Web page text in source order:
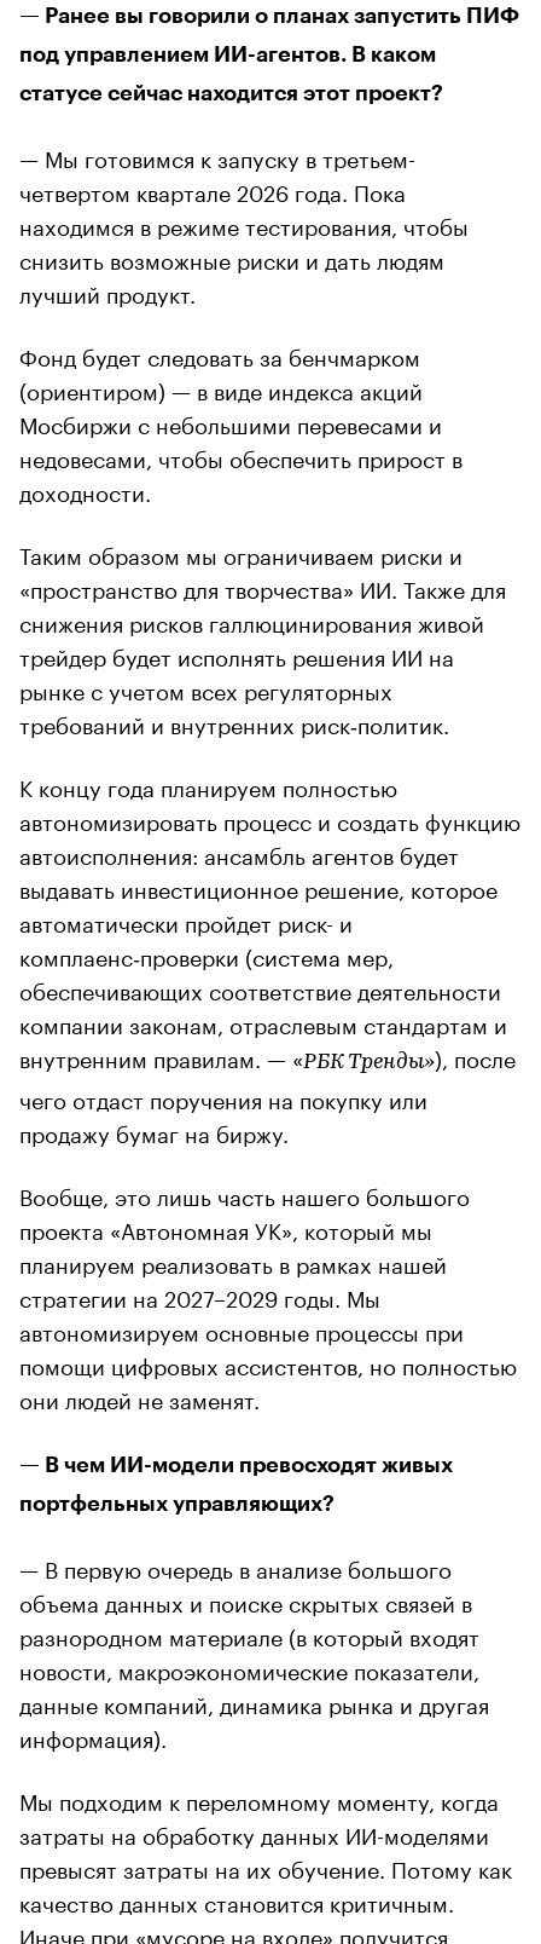
— Ранее вы говорили о планах запустить ПИФ
под управлением ИИ-агентов. В каком
статусе сейчас находится этот проект?
— Мы готовимся к запуску в третьем-
четвертом квартале 2026 года. Пока
находимся в режиме тестирования, чтобы
снизить возможные риски и дать людям
лучший продукт.
Фонд будет следовать за бенчмарком
(ориентиром) — в виде индекса акций
Мосбиржи с небольшими перевесами и
недовесами, чтобы обеспечить прирост в
доходности.
Таким образом мы ограничиваем риски и
«пространство для творчества» ИИ. Также для
снижения рисков галлюцинирования живой
трейдер будет исполнять решения ИИ на
рынке с учетом всех регуляторных
требований и внутренних риск‑политик.
К концу года планируем полностью
автономизировать процесс и создать функцию
автоисполнения: ансамбль агентов будет
выдавать инвестиционное решение, которое
автоматически пройдет риск- и
комплаенс‑проверки (система мер,
обеспечивающих соответствие деятельности
компании законам, отраслевым стандартам и
внутренним правилам. — «РБК Тренды»), после
чего отдаст поручения на покупку или
продажу бумаг на биржу.
Вообще, это лишь часть нашего большого
проекта «Автономная УК», который мы
планируем реализовать в рамках нашей
стратегии на 2027–2029 годы. Мы
автономизируем основные процессы при
помощи цифровых ассистентов, но полностью
они людей не заменят.
— В чем ИИ-модели превосходят живых
портфельных управляющих?
— В первую очередь в анализе большого
объема данных и поиске скрытых связей в
разнородном материале (в который входят
новости, макроэкономические показатели,
данные компаний, динамика рынка и другая
информация).
Мы подходим к переломному моменту, когда
затраты на обработку данных ИИ-моделями
превысят затраты на их обучение. Потому как
качество данных становится критичным.
Иначе при «мусоре на входе» получится